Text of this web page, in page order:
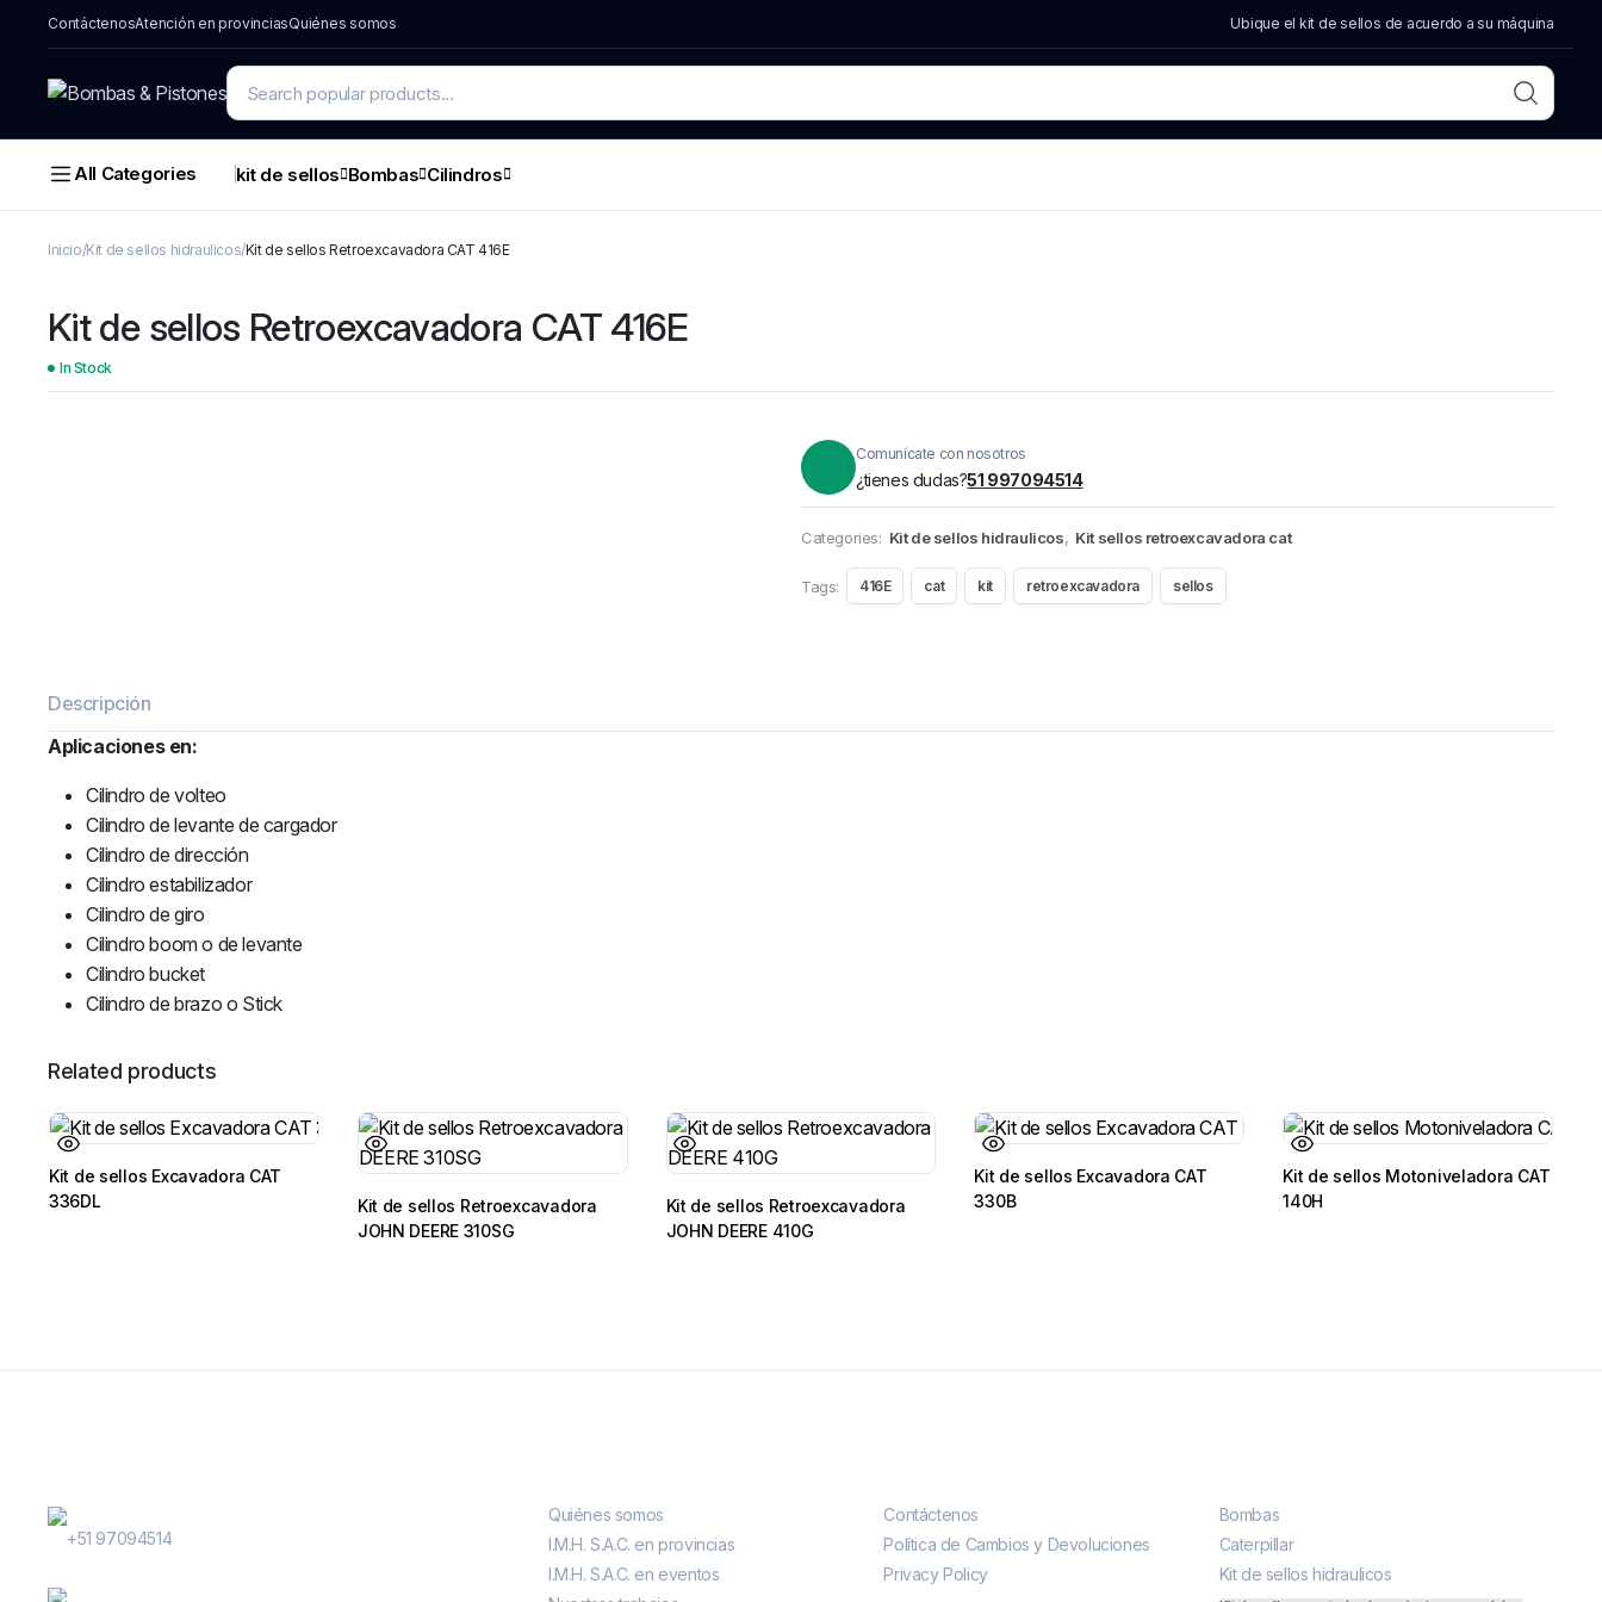
ContáctenosAtención en provinciasQuiénes somos Ubique el kit de sellos de acuerdo a su máquina
All Categories kit de sellos Bombas Cilindros
Inicio Kit de sellos hidraulicos Kit de sellos Retroexcavadora CAT 416E
Kit de sellos Retroexcavadora CAT 416E
In Stock
Comunícate con nosotros
¿tienes dudas?51 997094514
Categories: Kit de sellos hidraulicos, Kit sellos retroexcavadora cat
Tags: 416E cat kit retroexcavadora sellos
Descripción
Aplicaciones en:
Cilindro de volteo
Cilindro de levante de cargador
Cilindro de dirección
Cilindro estabilizador
Cilindro de giro
Cilindro boom o de levante
Cilindro bucket
Cilindro de brazo o Stick
Related products
Kit de sellos Excavadora CAT
336DL
Kit de sellos Retroexcavadora
JOHN DEERE 310SG
Kit de sellos Retroexcavadora
JOHN DEERE 410G
Kit de sellos Excavadora CAT
330B
Kit de sellos Motoniveladora CAT
140H
+51 97094514
Quiénes somos
I.M.H. S.A.C. en provincias
I.M.H. S.A.C. en eventos
Contáctenos
Política de Cambios y Devoluciones
Privacy Policy
Bombas
Caterpillar
Kit de sellos hidraulicos